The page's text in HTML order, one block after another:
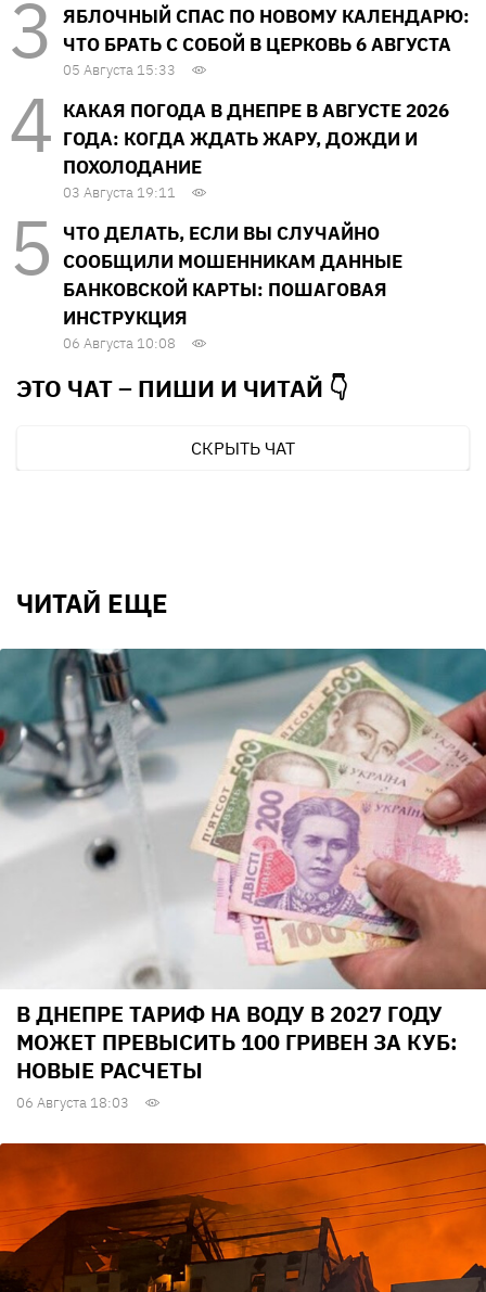
ЯБЛОЧНЫЙ СПАС ПО НОВОМУ КАЛЕНДАРЮ:
ЧТО БРАТЬ С СОБОЙ В ЦЕРКОВЬ 6 АВГУСТА
05 Августа 15:33
КАКАЯ ПОГОДА В ДНЕПРЕ В АВГУСТЕ 2026
ГОДА: КОГДА ЖДАТЬ ЖАРУ, ДОЖДИ И
ПОХОЛОДАНИЕ
03 Августа 19:11
ЧТО ДЕЛАТЬ, ЕСЛИ ВЫ СЛУЧАЙНО
СООБЩИЛИ МОШЕННИКАМ ДАННЫЕ
БАНКОВСКОЙ КАРТЫ: ПОШАГОВАЯ
ИНСТРУКЦИЯ
06 Августа 10:08
ЭТО ЧАТ – ПИШИ И ЧИТАЙ 👇
СКРЫТЬ ЧАТ
ЧИТАЙ ЕЩЕ
В ДНЕПРЕ ТАРИФ НА ВОДУ В 2027 ГОДУ
МОЖЕТ ПРЕВЫСИТЬ 100 ГРИВЕН ЗА КУБ:
НОВЫЕ РАСЧЕТЫ
06 Августа 18:03